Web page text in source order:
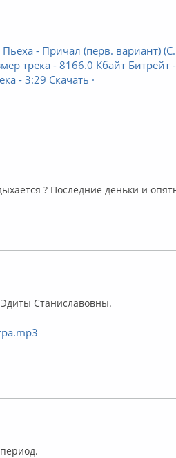
- Причал (перв. вариант) (С.
трека - 8166.0 Кбайт Битрейт
- 3:29 Скачать ·
? Последние деньки и
Станиславовны.